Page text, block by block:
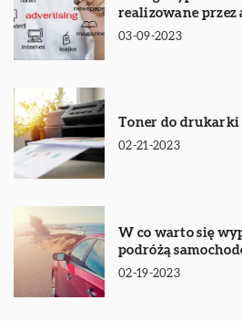
realizowane przez
03-09-2023
Toner do drukarki
02-21-2023
W co warto się
podróżą
02-19-2023